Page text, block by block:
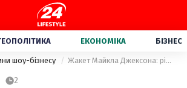
ЕКОНОМІКА БІЗНЕС
шоу-бізнесу Жакет Майкла Джексона: різдвяний подарунок дочці від Кім Кардашян та Каньє Веста
2